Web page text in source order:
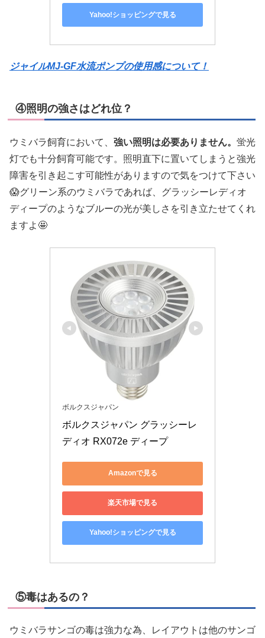
Yahoo!ショッピングで見る
ジャイルMJ-GF水流ポンプの使用感について！
④照明の強さはどれ位？
ウミバラ飼育において、 強い照明は必要ありません。 蛍光
灯でも十分飼育可能です。照明直下に置いてしまうと強光
障害を引き起こす可能性がありますので気をつけて下さい
😱グリーン系のウミバラであれば、グラッシーレディオ
ディープのようなブルーの光が美しさを引き立たせてくれ
ますよ🤩
ボルクスジャパン
ボルクスジャパン グラッシーレ
ディオ RX072e ディープ
Amazonで見る
楽天市場で見る
Yahoo!ショッピングで見る
⑤毒はあるの？
ウミバラサンゴの毒は強力な為、レイアウトは他のサンゴ